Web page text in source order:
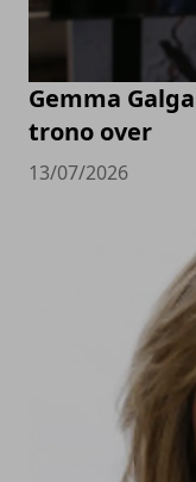
Gemma
trono over
13/07/2026